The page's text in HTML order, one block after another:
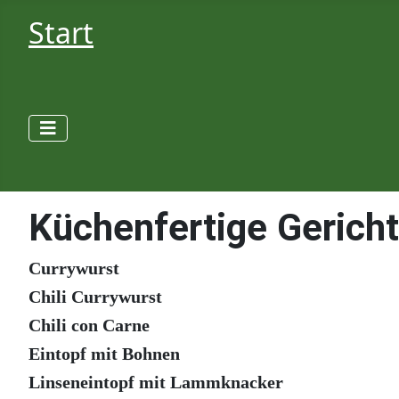
Start
Küchenfertige
Currywurst
Chili Currywurst
Chili con Carne
Eintopf mit Bohnen
Linseneintopf mit Lammknacker